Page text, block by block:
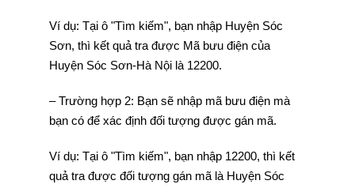
Ví dụ: Tại ô "Tìm kiếm", bạn nhập Huyện Sóc
Sơn, thì kết quả tra được Mã bưu điện của
Huyện Sóc Sơn-Hà Nội là 12200.
– Trường hợp 2: Bạn sẽ nhập mã bưu điện mà
bạn có để xác định đối tượng được gán mã.
Ví dụ: Tại ô "Tìm kiếm", bạn nhập 12200, thì kết
quả tra được đối tượng gán mã là Huyện Sóc